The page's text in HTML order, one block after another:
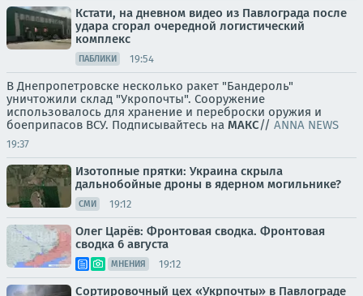
Кстати, на дневном видео из Павлограда после
удара сгорал очередной логистический
комплекс
ПАБЛИКИ 19:54
В Днепропетровске несколько ракет "Бандероль"
уничтожили склад "Укропочты". Сооружение
использовалось для хранение и переброски оружия и
боеприпасов ВСУ. Подписывайтесь на МАКС// ANNA NEWS
19:37
Изотопные прятки: Украина скрыла
дальнобойные дроны в ядерном могильнике?
СМИ 19:12
Олег Царёв: Фронтовая сводка. Фронтовая
сводка 6 августа
МНЕНИЯ 19:12
Сортировочный цех «Укрпочты» в Павлограде